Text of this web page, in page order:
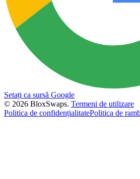
Setați ca sursă Google
© 2026 BloxSwaps. Termeni de utilizare
Politica de confidențialitatePolitica de